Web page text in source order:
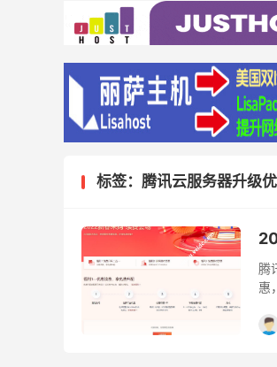
标签：腾讯云服务器升级
腾
惠